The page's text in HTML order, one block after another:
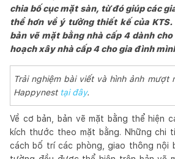
chia bố cục mặt sàn, từ đó giúp các
thể hơn về ý tưởng thiết kế của
bản vẽ mặt bằng nhà cấp 4 dành
hoạch xây nhà cấp 4 cho gia đình
Trải nghiệm bài viết và hình ảnh mượt
Happynest tại đây.
Về cơ bản, bản vẽ mặt bằng thể hiện
kích thước theo mặt bằng. Những chi
cách bố trí các phòng, giao thông nội